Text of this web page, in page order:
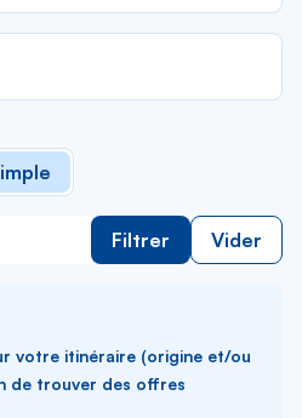
Filtrer Vider
votre itinéraire (origine et/ou
de trouver des offres